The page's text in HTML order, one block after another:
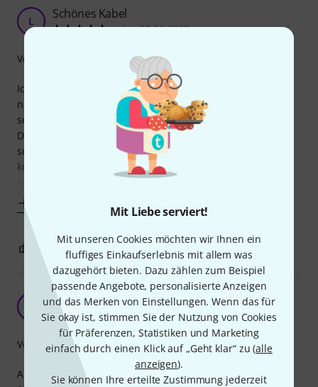
Mit Liebe serviert!
Mit unseren Cookies möchten wir Ihnen ein
fluffiges Einkaufserlebnis mit allem was
dazugehört bieten. Dazu zählen zum Beispiel
passende Angebote, personalisierte Anzeigen
und das Merken von Einstellungen. Wenn das für
Sie okay ist, stimmen Sie der Nutzung von Cookies
für Präferenzen, Statistiken und Marketing
einfach durch einen Klick auf „Geht klar“ zu (alle
anzeigen).
Sie können Ihre erteilte Zustimmung jederzeit
L Schönes Kabel
Lubie 23.01.2018
Ich benutze dieses Kabel momentan für zwei Zeck LF 118
nachbauten mit 18Sound 18W1000 und hatte es jetzt auch
schon auf ein Paar Gigs.
Der Schutzmantel ist super und das Kabel lässt sich sehr
schön verlegen und ist dabei nicht steif oder verdreht sich
komisch beim einrollen. Das Einzige was mich beim
abisolieren gestört hat ist das der Schutzmantel an zwei
Verarbeitung
1 0
Super LS-Kabel für größere Entfernungen...
MarieHuana 10.11.2010
Als Musiker bin ich bisher für LS-Kabellängen von 10m bis
Verarbeitung